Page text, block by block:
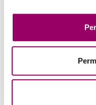
PINZELLS A PUNT?
5 d'agost de 2026
La creativitat torna a ser
la Comissió d’Acció Social